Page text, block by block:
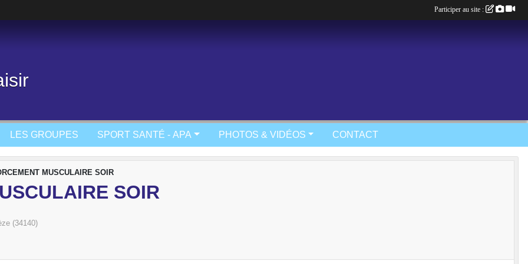
LES GROUPES SPORT SANTÉ - APA PHOTOS & VIDÉOS CONTACT
MUSCULAIRE SOIR
SOIR
(34140)
Participer au site :